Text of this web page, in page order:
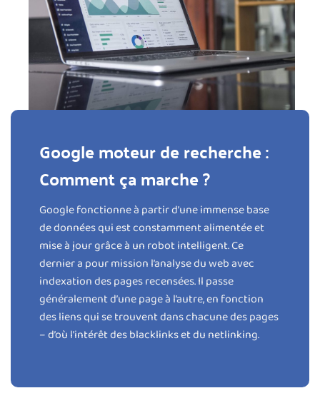
Google moteur de recherche :
Comment ça marche ?
Google fonctionne à partir d’une immense base
de données qui est constamment alimentée et
mise à jour grâce à un robot intelligent. Ce
dernier a pour mission l’analyse du web avec
indexation des pages recensées.Il passe
généralement d’une page à l’autre, en fonction
des liens qui se trouvent dans chacune des pages
– d’où l’intérêt des blacklinks et du netlinking.